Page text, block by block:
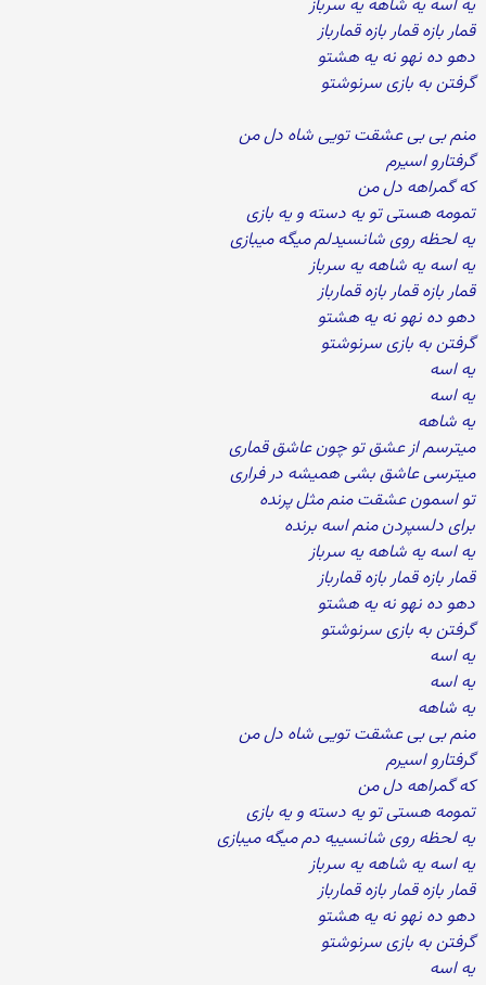
یه اسه یه شاهه یه سرباز
قمار بازه قمار بازه قمارباز
دهو ده نهو نه یه هشتو
گرفتن به بازی سرنوشتو
منم بی بی عشقت تویی شاه دل من
گرفتارو اسیرم
که گمراهه دل من
تمومه هستی تو یه دسته و یه بازی
یه لحظه روی شانسیدلم میگه میبازی
یه اسه یه شاهه یه سرباز
قمار بازه قمار بازه قمارباز
دهو ده نهو نه یه هشتو
گرفتن به بازی سرنوشتو
یه اسه
یه اسه
یه شاهه
میترسم از عشق تو چون عاشق قماری
میترسی عاشق بشی همیشه در فراری
تو اسمون عشقت منم مثل پرنده
برای دلسپردن منم اسه برنده
یه اسه یه شاهه یه سرباز
قمار بازه قمار بازه قمارباز
دهو ده نهو نه یه هشتو
گرفتن به بازی سرنوشتو
یه اسه
یه اسه
یه شاهه
منم بی بی عشقت تویی شاه دل من
گرفتارو اسیرم
که گمراهه دل من
تمومه هستی تو یه دسته و یه بازی
یه لحظه روی شانسییه دم میگه میبازی
یه اسه یه شاهه یه سرباز
قمار بازه قمار بازه قمارباز
دهو ده نهو نه یه هشتو
گرفتن به بازی سرنوشتو
یه اسه